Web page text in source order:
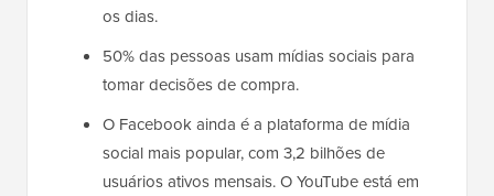
os dias.
50% das pessoas usam mídias sociais para
tomar decisões de compra.
O Facebook ainda é a plataforma de mídia
social mais popular, com 3,2 bilhões de
usuários ativos mensais. O YouTube está em